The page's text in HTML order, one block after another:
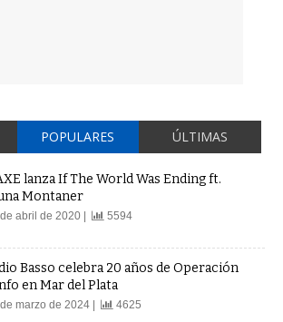
POPULARES ÚLTIMAS
lanza If The World Was Ending ft.
Montaner
abril de 2020 | 5594
Basso celebra 20 años de Operación
en Mar del Plata
marzo de 2024 | 4625